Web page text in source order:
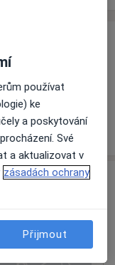
k dispozici
informace o
používat
ke
a poskytování
Své
a aktualizovat v
zásadách ochrany
Přijmout